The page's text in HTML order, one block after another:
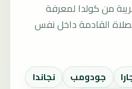
من كولدا لمعرفة
القادمة داخل نفس
جودومب
نجاندا